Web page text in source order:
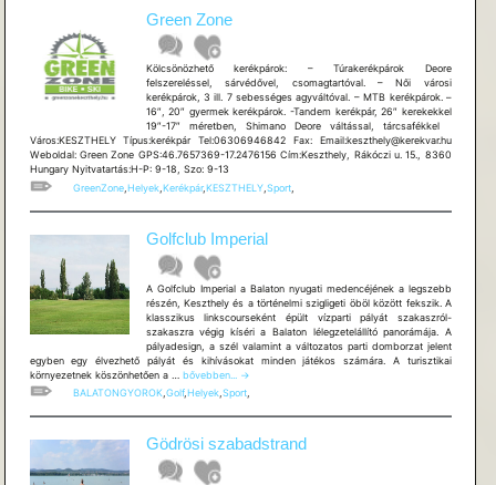
Green Zone
Kölcsönözhető kerékpárok: – Túrakerékpárok Deore
felszereléssel, sárvédővel, csomagtartóval. – Női városi
kerékpárok, 3 ill. 7 sebességes agyváltóval. – MTB kerékpárok. –
16″, 20″ gyermek kerékpárok. -Tandem kerékpár, 26″ kerekekkel
19″-17″ méretben, Shimano Deore váltással, tárcsafékkel
Város:KESZTHELY Típus:kerékpár Tel:06306946842 Fax: Email:keszthely@kerekvar.hu
Weboldal: Green Zone GPS:46.7657369-17.2476156 Cím:Keszthely, Rákóczi u. 15., 8360
Hungary Nyitvatartás:H-P: 9-18, Szo: 9-13
GreenZone, Helyek, Kerékpár,KESZTHELY, Sport,
Golfclub Imperial
A Golfclub Imperial a Balaton nyugati medencéjének a legszebb
részén, Keszthely és a történelmi szigligeti öböl között fekszik. A
klasszikus linkscourseként épült vízparti pályát szakaszról-
szakaszra végig kíséri a Balaton lélegzetelállító panorámája. A
pályadesign, a szél valamint a változatos parti domborzat jelent
egyben egy élvezhető pályát és kihívásokat minden játékos számára. A turisztikai
környezetnek köszönhetően a … Golfclub
Imperial
bővebben...
→
BALATONGYOROK,Golf,Helyek,Sport,
Gödrösi szabadstrand